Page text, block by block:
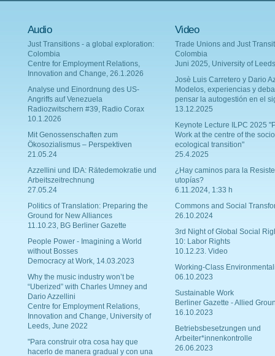
Audio
Just Transitions - a global exploration:
Colombia
Centre for Employment Relations,
Innovation and Change, 26.1.2026
Analyse und Einordnung des US-
Angriffs auf Venezuela
Radiozwitschern #39, Radio Corax
10.1.2026
Mit Genossenschaften zum
Ökosozialismus – Perspektiven
21.05.24
Azzellini und IDA: Rätedemokratie und
Arbeitszeitrechnung
27.05.24
Politics of Translation: Preparing the
Ground for New Alliances
11.10.23, BG Berliner Gazette
People Power - Imagining a World
without Bosses
Democracy at Work, 14.03.2023
Why the music industry won’t be
“Uberized” with Charles Umney and
Dario Azzellini
Centre for Employment Relations,
Innovation and Change, University of
Leeds, June 2022
"Para construir otra cosa hay que
hacerlo de manera gradual y con una
Video
Trade Unions and Just
Colombia
Juni 2025, University of Leeds
Josè Luis Carretero y Dario
Modelos, experiencias y
pensar la autogestión en el
13.12.2025
Keynote Lecture ILPC 2025
Work at the centre of the
ecological transition"
25.4.2025
¿Hay caminos para la
utopías?
6.11.2024, 1:33 h
Commons and Social
26.10.2024
3rd Night of Global Social
10: Labor Rights
10.12.23. Video
Working-Class
06.10.2023
Sustainable Work
Berliner Gazette - Allied
16.10.2023
Betriebsbesetzungen und
Arbeiter*innenkontrolle
26.06.2023